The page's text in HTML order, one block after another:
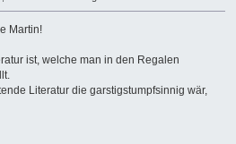
Martin!
ist, welche man in den Regalen
Literatur die garstigstumpfsinnig wär,